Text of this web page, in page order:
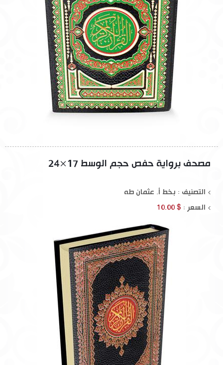
مصحف برواية حفص حجم الوسط 17×24
التصنيف : بخط أ. عثمان طه
السعر : $ 10.00